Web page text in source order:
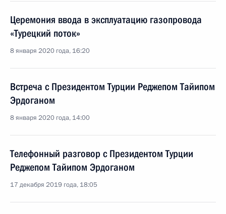
Церемония ввода в эксплуатацию газопровода
«Турецкий поток»
8 января 2020 года, 16:20
Встреча с Президентом Турции Реджепом Тайипом
Эрдоганом
8 января 2020 года, 14:00
Телефонный разговор с Президентом Турции
Реджепом Тайипом Эрдоганом
17 декабря 2019 года, 18:05